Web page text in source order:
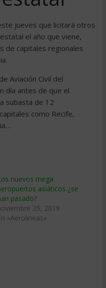
jueves que licitará otros
el año que viene,
de capitales regionales
Aviación Civil del
día antes de que el
subasta de 12
como Recife,
nuevos mega
asiáticos ¿se
pasado?
25, 2019
«Aerolineas»